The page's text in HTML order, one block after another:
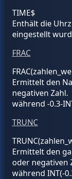
TIME$
Enthält die
eingestellt
FRAC
FRAC(
Ermittelt den
negativen Zahl.
während -0.3-
TRUNC
TRUNC(
Ermittelt den
oder negativen
während INT(-